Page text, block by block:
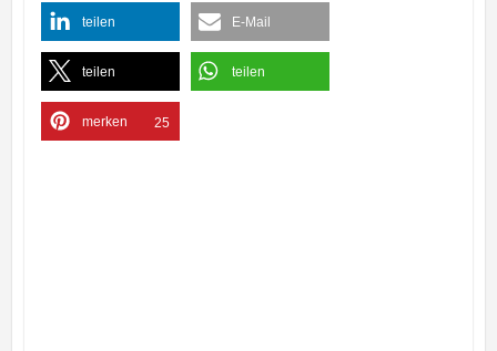
teilen E-Mail
teilen teilen
merken 25